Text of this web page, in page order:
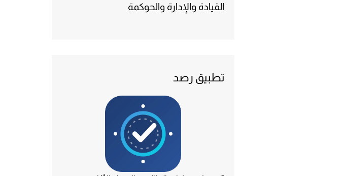
القيادة والإدارة والحوكمة
تطبيق رصد